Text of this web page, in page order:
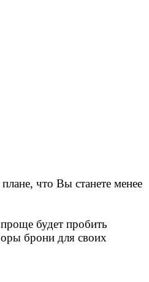
что Вы станете менее
будет пробить
брони для своих